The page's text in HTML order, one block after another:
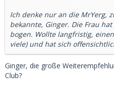
Ich denke nur an die MrYerg,
bekannte, Ginger. Die Frau
bogen. Wollte langfristig,
viele) und hat sich
Ginger, die große
Club?